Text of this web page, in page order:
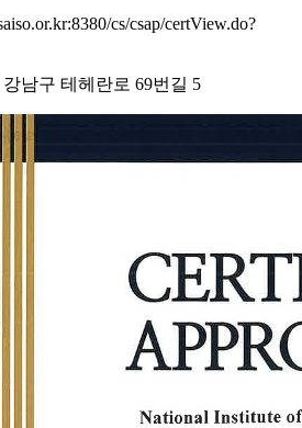
cs/csap/certView.do?
남구 테헤란로 69번길 5